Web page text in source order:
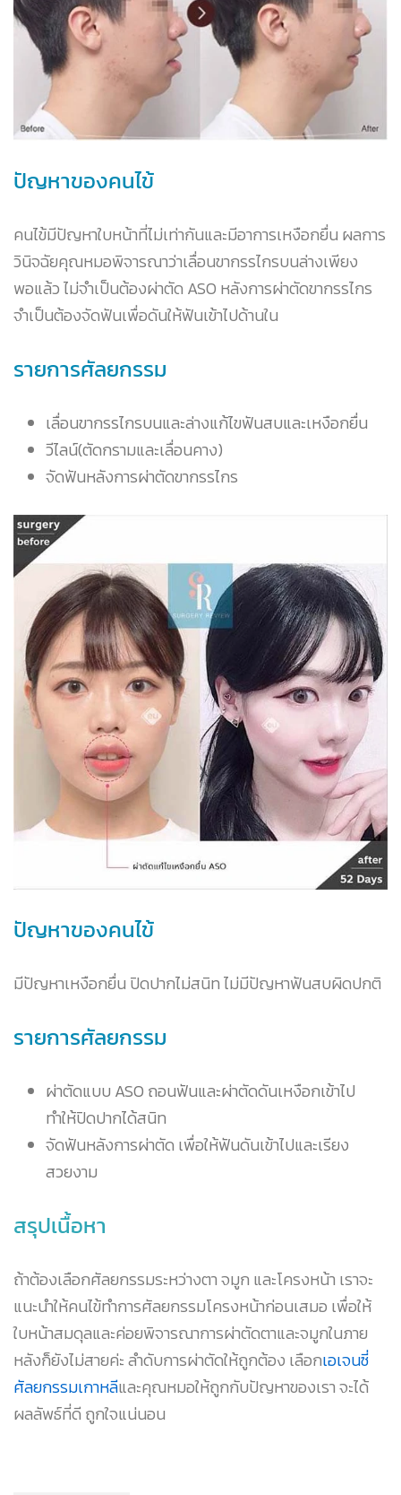
ปัญหาของคนไข้
คนไข้มีปัญหาใบหน้าที่ไม่เท่ากันและมีอาการเหงือกยื่น ผลการ
วินิจฉัยคุณหมอพิจารณาว่าเลื่อนขากรรไกรบนล่างเพียง
พอแล้ว ไม่จำเป็นต้องผ่าตัด ASO หลังการผ่าตัดขากรรไกร
จำเป็นต้องจัดฟันเพื่อดันให้ฟันเข้าไปด้านใน
รายการศัลยกรรม
เลื่อนขากรรไกรบนและล่างแก้ไขฟันสบและเหงือกยื่น
วีไลน์(ตัดกรามและเลื่อนคาง)
จัดฟันหลังการผ่าตัดขากรรไกร
ปัญหาของคนไข้
มีปัญหาเหงือกยื่น ปิดปากไม่สนิท ไม่มีปัญหาฟันสบผิดปกติ
รายการศัลยกรรม
ผ่าตัดแบบ ASO ถอนฟันและผ่าตัดดันเหงือกเข้าไป
ทำให้ปิดปากได้สนิท
จัดฟันหลังการผ่าตัด เพื่อให้ฟันดันเข้าไปและเรียง
สวยงาม
สรุปเนื้อหา
ถ้าต้องเลือกศัลยกรรมระหว่างตา จมูก และโครงหน้า เราจะ
แนะนำให้คนไข้ทำการศัลยกรรมโครงหน้าก่อนเสมอ เพื่อให้
ใบหน้าสมดุลและค่อยพิจารณาการผ่าตัดตาและจมูกในภาย
หลังก็ยังไม่สายค่ะ ลำดับการผ่าตัดให้ถูกต้อง เลือกเอเจนซี่
ศัลยกรรมเกาหลีและคุณหมอให้ถูกกับปัญหาของเรา จะได้
ผลลัพธ์ที่ดี ถูกใจแน่นอน